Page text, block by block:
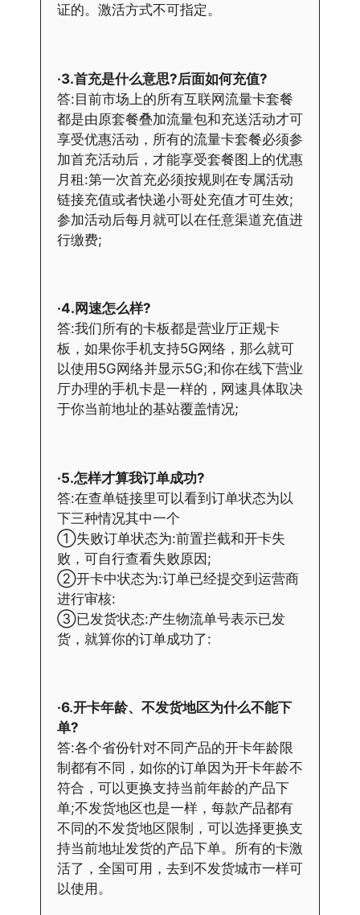
证的。激活方式不可指定。
·3.首充是什么意思?后面如何充值?
答:目前市场上的所有互联网流量卡套餐
都是由原套餐叠加流量包和充送活动才可
享受优惠活动，所有的流量卡套餐必须参
加首充活动后，才能享受套餐图上的优惠
月租:第一次首充必须按规则在专属活动
链接充值或者快递小哥处充值才可生效;
参加活动后每月就可以在任意渠道充值进
行缴费;
·4.网速怎么样?
答:我们所有的卡板都是营业厅正规卡
板，如果你手机支持5G网络，那么就可
以使用5G网络并显示5G;和你在线下营业
厅办理的手机卡是一样的，网速具体取决
于你当前地址的基站覆盖情况;
·5.怎样才算我订单成功?
答:在查单链接里可以看到订单状态为以
下三种情况其中一个
①失败订单状态为:前置拦截和开卡失
败，可自行查看失败原因;
②开卡中状态为:订单已经提交到运营商
进行审核:
③已发货状态:产生物流单号表示已发
货，就算你的订单成功了:
·6.开卡年龄、不发货地区为什么不能下
单?
答:各个省份针对不同产品的开卡年龄限
制都有不同，如你的订单因为开卡年龄不
符合，可以更换支持当前年龄的产品下
单;不发货地区也是一样，每款产品都有
不同的不发货地区限制，可以选择更换支
持当前地址发货的产品下单。所有的卡激
活了，全国可用，去到不发货城市一样可
以使用。